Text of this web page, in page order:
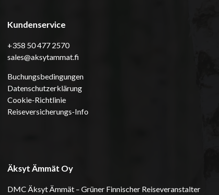
Kundenservice
+358 50 477 2570
sales@aksytammat.fi
Buchungsbedingungen
Datenschutzerklärung
Cookie-Richtlinie
Reiseversicherungs-Info
Äksyt Ämmät Oy
DMC Äksyt Ämmät – Grüner Finnischer Reiseveranstalter